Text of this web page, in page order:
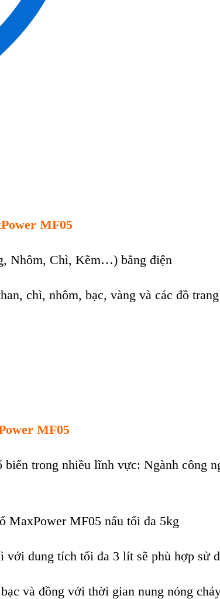
MF05
Nhôm, Chì, Kẽm…) bằng điện
chì, nhôm, bạc, vàng và các đồ
MF05
biến trong nhiều lĩnh vực: Ngành công
MaxPower MF05 nấu tối đa 5kg
ì với dung tích tối đa 3 lít sẽ phù hợp sử
ạc và đồng với thời gian nung nóng ch